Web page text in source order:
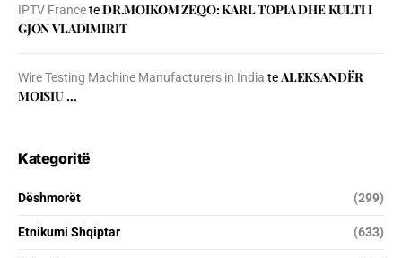
IPTV FranceteDR.MOIKOM ZEQO: KARL TOPIA DHE KULTI I
GJON VLADIMIRIT
Wire Testing Machine Manufacturers in India teALEKSANDËR
MOISIU …
Kategoritë
Dëshmorët (299)
Etnikumi Shqiptar (633)